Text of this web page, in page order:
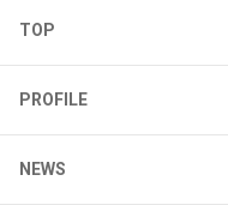
TOP
PROFILE
NEWS